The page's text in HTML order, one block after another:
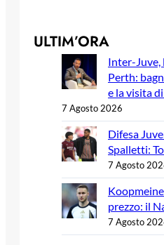
ULTIM’ORA
Inter-Juve,
Perth:
e la visita
7 Agosto 2026
Difesa
Spalletti:
7 Agosto
prezzo: il
7 Agosto